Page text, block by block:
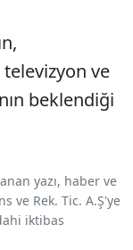
ve
beklendiği
yazı, haber ve
ve Rek. Tic. A.Ş'ye
iktibas